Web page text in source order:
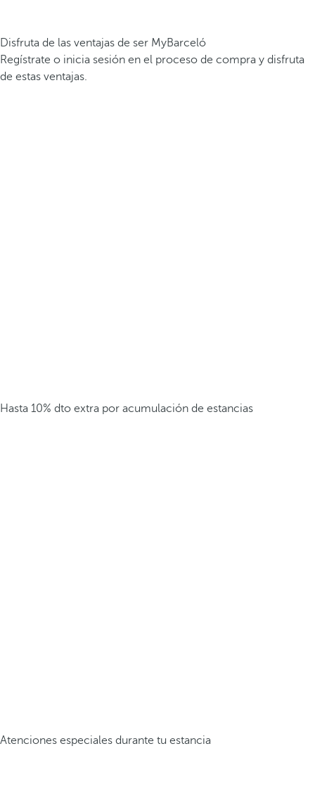
Disfruta de las ventajas de ser MyBarceló
Regístrate o inicia sesión en el proceso de compra y disfruta
de estas ventajas.
Hasta 10% dto extra por acumulación de estancias
Atenciones especiales durante tu estancia